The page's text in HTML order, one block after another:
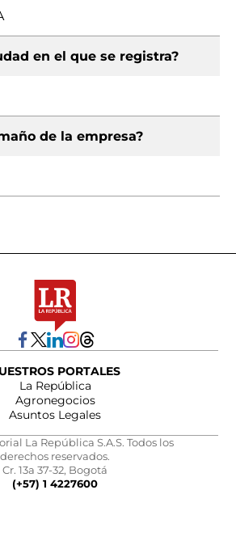
en el que se registra?
de la empresa?
PORTALES
La República
Agronegocios
Asuntos Legales
La República S.A.S. Todos los
derechos reservados.
Cr. 13a 37-32, Bogotá
(+57) 1 4227600